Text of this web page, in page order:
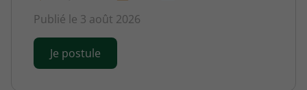
Publié le 3 août 2026
Je postule